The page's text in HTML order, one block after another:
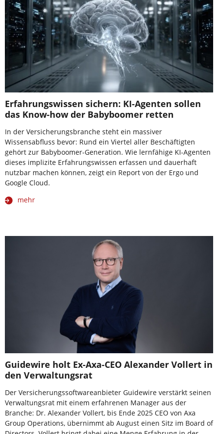
Erfahrungswissen sichern: KI-Agenten sollen
das Know-how der Babyboomer retten
In der Versicherungsbranche steht ein massiver
Wissensabfluss bevor: Rund ein Viertel aller Beschäftigten
gehört zur Babyboomer-Generation. Wie lernfähige KI-Agenten
dieses implizite Erfahrungswissen erfassen und dauerhaft
nutzbar machen können, zeigt ein Report von der Ergo und
Google Cloud.
mehr
Guidewire holt Ex-Axa-CEO Alexander Vollert in
den Verwaltungsrat
Der Versicherungssoftwareanbieter Guidewire verstärkt seinen
Verwaltungsrat mit einem erfahrenen Manager aus der
Branche: Dr. Alexander Vollert, bis Ende 2025 CEO von Axa
Group Operations, übernimmt ab August einen Sitz im Board of